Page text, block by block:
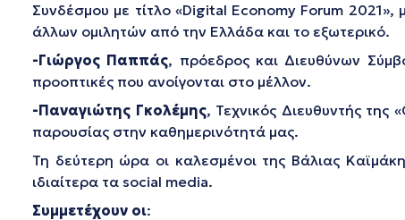
Συνδέσμου με τίτλο «Digital Economy Forum 2021»,
άλλων ομιλητών από την Ελλάδα και το εξωτερικό.
-Γιώργος Παππάς, πρόεδρος και Διευθύνων
προοπτικές που ανοίγονται στο μέλλον.
-Παναγιώτης Γκολέμης, Τεχνικός Διευθυντής της
παρουσίας στην καθημερινότητά μας.
Τη δεύτερη ώρα οι καλεσμένοι της Βάλιας
ιδιαίτερα τα social media.
Συμμετέχουν οι: